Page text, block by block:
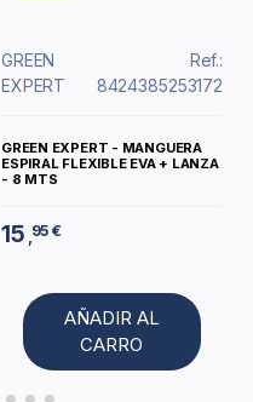
GREEN
EXPERT
Ref.:
8424385253172
GREEN EXPERT - MANGUERA
ESPIRAL FLEXIBLE EVA + LANZA
- 8 MTS
15 ,95 €
AÑADIR AL
CARRO